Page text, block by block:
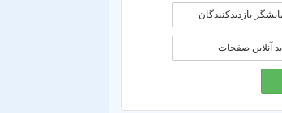
بازدیدکنندگان
آنلاین صفحات